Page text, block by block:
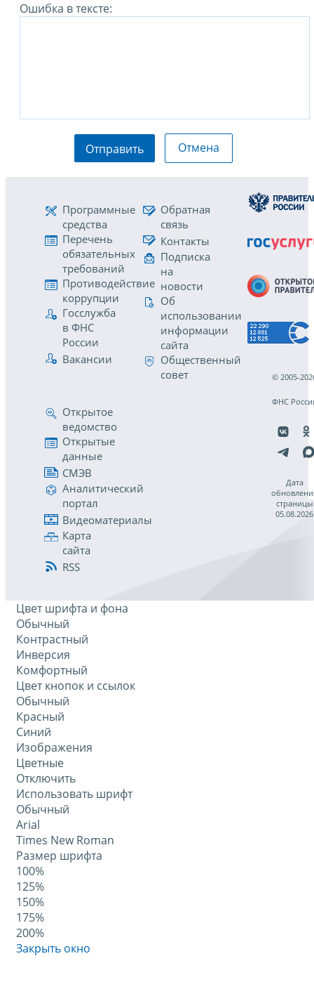
Ошибка в тексте:
Отправить Отмена
Программные
средства
Перечень
обязательных
требований
Противодействие
коррупции
Госслужба
в ФНС
России
Вакансии
Обратная
связь
Контакты
Подписка
на
новости
Об
использовании
информации
сайта
Общественный
совет
Открытое
ведомство
Открытые
данные
СМЭВ
Аналитический
портал
Видеоматериалы
Карта
сайта
RSS
© 2005-
ФНС
Дата
страницы
05.08.2026
Цвет шрифта и фона
Обычный
Контрастный
Инверсия
Комфортный
Цвет кнопок и ссылок
Обычный
Красный
Синий
Изображения
Цветные
Отключить
Использовать шрифт
Обычный
Arial
Times New Roman
Размер шрифта
100%
125%
150%
175%
200%
Закрыть окно